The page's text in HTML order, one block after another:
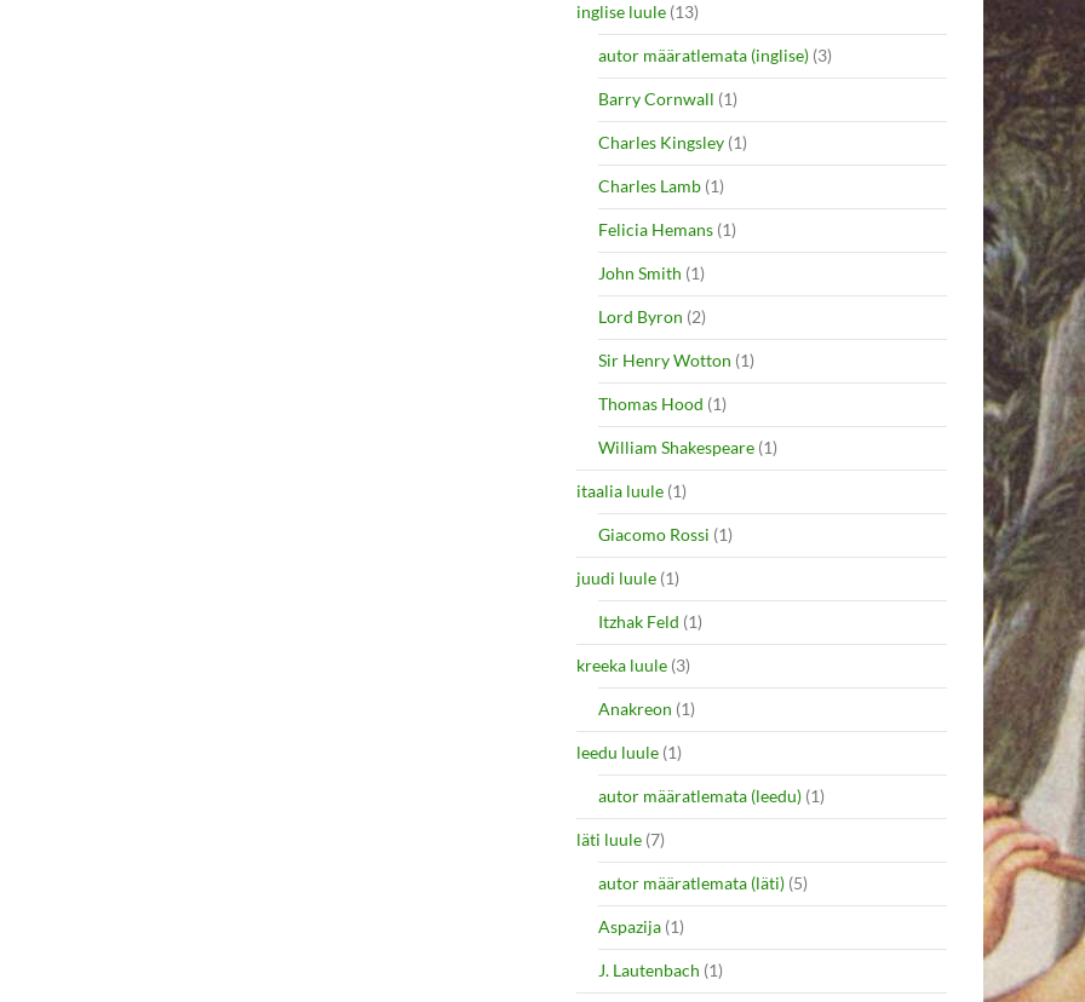
inglise luule (13)
autor määratlemata (inglise) (3)
Barry Cornwall (1)
Charles Kingsley (1)
Charles Lamb (1)
Felicia Hemans (1)
John Smith (1)
Lord Byron (2)
Sir Henry Wotton (1)
Thomas Hood (1)
William Shakespeare (1)
itaalia luule (1)
Giacomo Rossi (1)
juudi luule (1)
Itzhak Feld (1)
kreeka luule (3)
Anakreon (1)
leedu luule (1)
autor määratlemata (leedu) (1)
läti luule (7)
autor määratlemata (läti) (5)
Aspazija (1)
J. Lautenbach (1)